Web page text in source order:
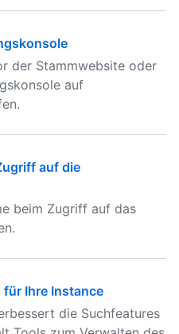
der Stammwebsite oder
auf
auf die
beim Zugriff auf das
Ihre Instance
die Suchfeatures